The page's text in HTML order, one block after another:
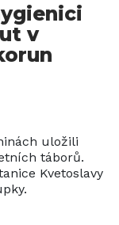
v
uložili
táborů.
Kvetoslavy